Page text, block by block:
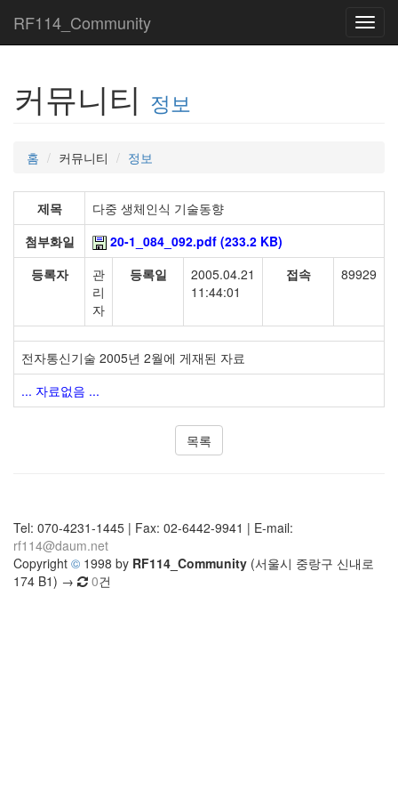
RF114_Community
커뮤니티 정보
홈 커뮤니티 정보
제목
다중 생체인식 기술동향
첨부화일
20-1_084_092.pdf (233.2 KB)
등록자
관
리
자
등록일
2005.04.21
11:44:01
접속 89929
전자통신기술 2005년 2월에 게재된 자료
... 자료없음 ...
목록
Tel: 070-4231-1445 | Fax: 02-6442-9941 | E-mail:
rf114@daum.net
Copyright © 1998 by RF114_Community (서울시 중랑구 신내로
174 B1) →
0건